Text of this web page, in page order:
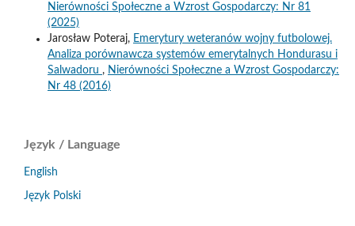
Nierówności Społeczne a Wzrost Gospodarczy: Nr 81
(2025)
Jarosław Poteraj, Emerytury weteranów wojny futbolowej.
Analiza porównawcza systemów emerytalnych Hondurasu i
Salwadoru , Nierówności Społeczne a Wzrost Gospodarczy:
Nr 48 (2016)
Język / Language
English
Język Polski